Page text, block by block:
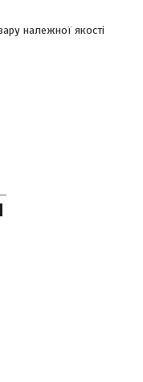
належної якості